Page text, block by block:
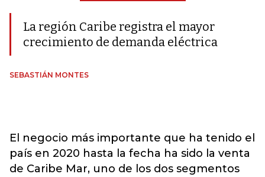
La región Caribe registra el mayor
crecimiento de demanda eléctrica
SEBASTIÁN MONTES
El negocio más importante que ha tenido el
país en 2020 hasta la fecha ha sido la venta
de Caribe Mar, uno de los dos segmentos